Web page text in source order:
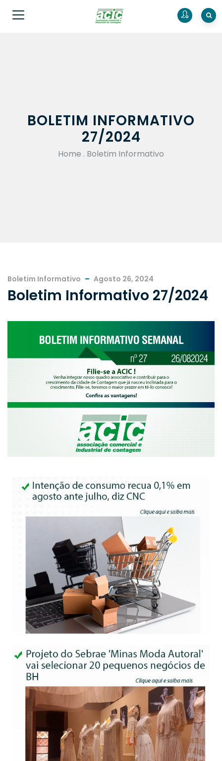
BOLETIM INFORMATIVO
27/2024
Home . Boletim Informativo
Boletim Informativo Agosto 26, 2024
Boletim Informativo 27/2024